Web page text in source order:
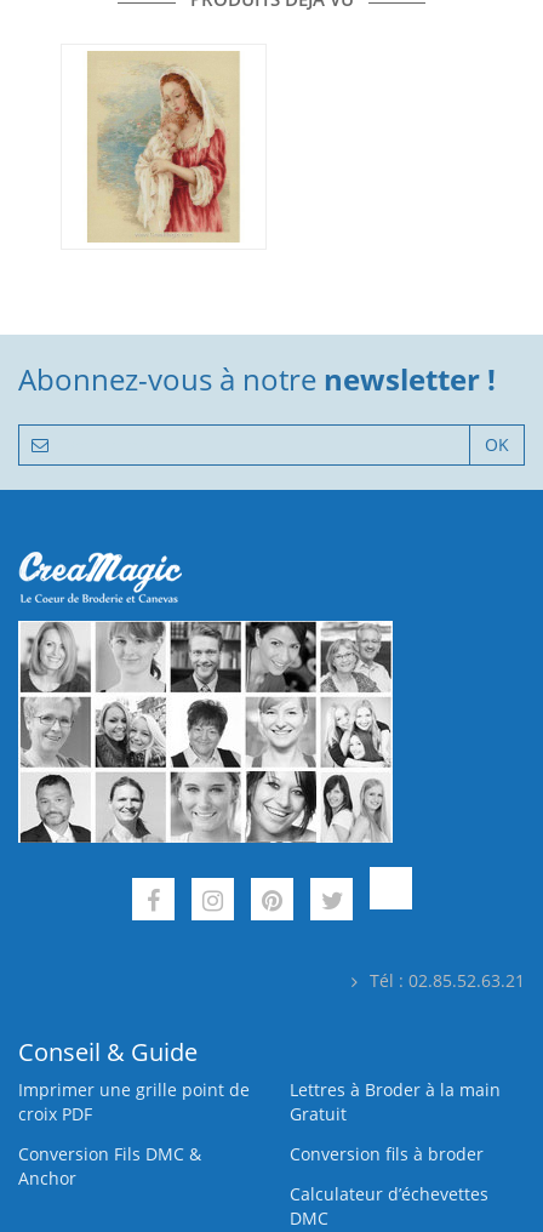
Abonnez-vous à notre newsletter !
OK
Tél : 02.85.52.63.21
Conseil & Guide
Imprimer une grille point de
croix PDF
Lettres à Broder à la main
Gratuit
Conversion Fils DMC &
Anchor
Conversion fils à broder
Calculateur d’échevettes
DMC